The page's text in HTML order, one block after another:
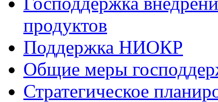
продуктов
Поддержка НИОКР
Общие меры
Стратегическое